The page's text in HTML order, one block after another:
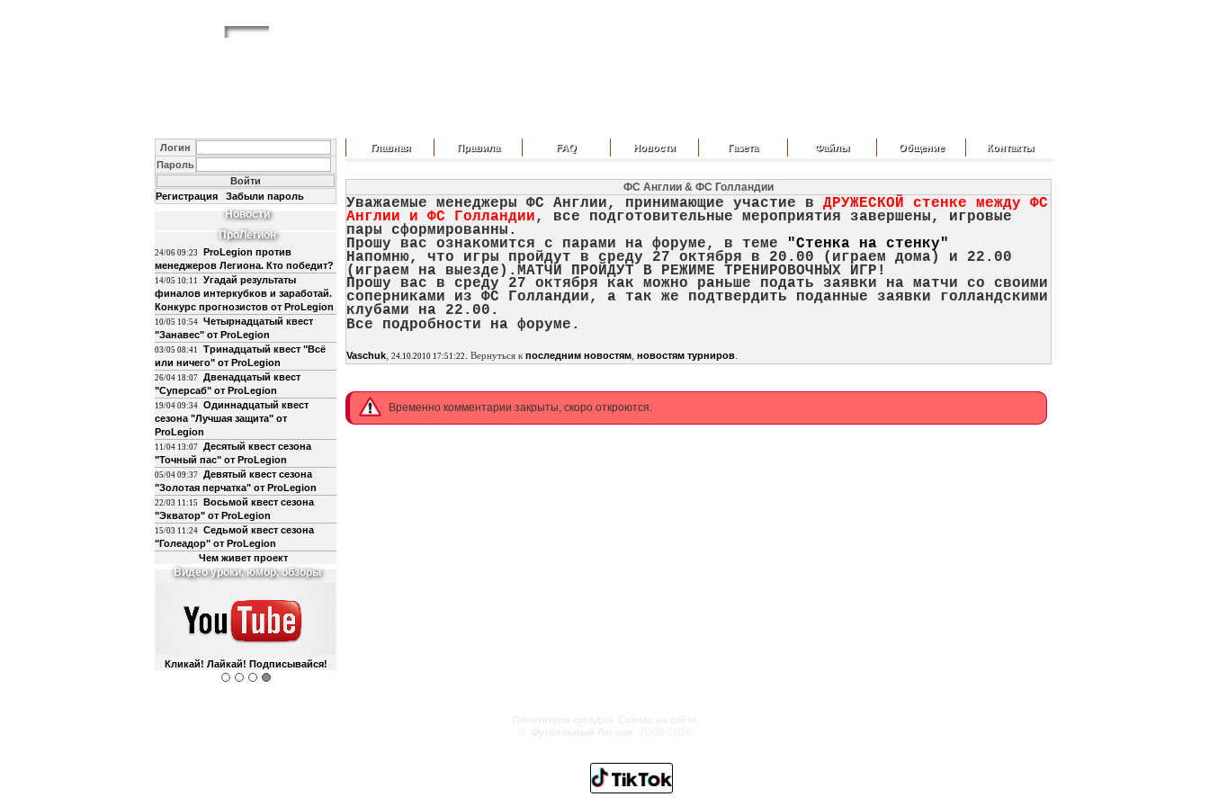
Логин
Пароль
Регистрация Забыли пароль
Новости
ПроЛегион
24/06 09:23
ProLegion против
менеджеров Легиона. Кто победит?
14/05 10:11
Угадай результаты
финалов интеркубков и заработай.
Конкурс прогнозистов от ProLegion
10/05 10:54 Четырнадцатый квест
"Занавес" от ProLegion
03/05 08:41
Тринадцатый квест "Всё
или ничего" от ProLegion
26/04 18:07 Двенадцатый квест
"Суперсаб" от ProLegion
19/04 09:34 Одиннадцатый квест
сезона "Лучшая защита" от
ProLegion
11/04 13:07 Десятый квест сезона
"Точный пас" от ProLegion
05/04 09:37 Девятый квест сезона
"Золотая перчатка" от ProLegion
22/03 11:15
Восьмой квест сезона
"Экватор" от ProLegion
15/03 11:24 Седьмой квест сезона
"Голеадор" от ProLegion
Чем живет проект
О футболе и не только
Интегрирован с чатом форума!
Главная Правила FAQ Новости Газета Файлы Общение Контакты
ФС Англии & ФС Голландии
Уважаемые менеджеры ФС Англии, принимающие участие в ДРУЖЕСКОЙ стенке между ФС
Англии и ФС Голландии, все подготовительные мероприятия завершены, игровые
пары сформированны.
Прошу вас ознакомится с парами на форуме, в теме
"Стенка на стенку"
Напомню, что игры пройдут в среду 27 октября в 20.00 (играем дома) и 22.00
(играем на выезде). МАТЧИ ПРОЙДУТ В РЕЖИМЕ ТРЕНИРОВОЧНЫХ ИГР!
Прошу вас в среду 27 октября как можно раньше подать заявки на матчи со своими
соперниками из ФС Голландии, а так же подтвердить поданные заявки голландскими
клубами на 22.00.
Все подробности на форуме.
Vaschuk, 24.10.2010 17:51:22 . Вернуться к последним новостям новостям турниров.
Временно комментарии закрыты, скоро откроются.